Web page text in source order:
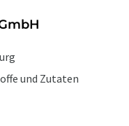
und Zutaten